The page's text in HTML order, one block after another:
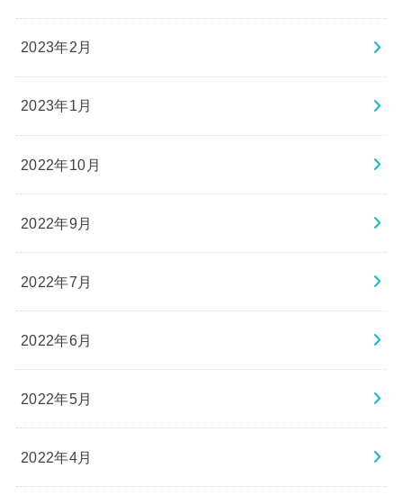
2023年2月
2023年1月
2022年10月
2022年9月
2022年7月
2022年6月
2022年5月
2022年4月